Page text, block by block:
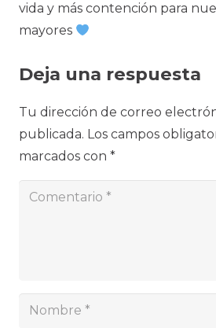
vida y más contención para
mayores
Deja una respuesta
Tu dirección de correo
publicada. Los campos
marcados con *